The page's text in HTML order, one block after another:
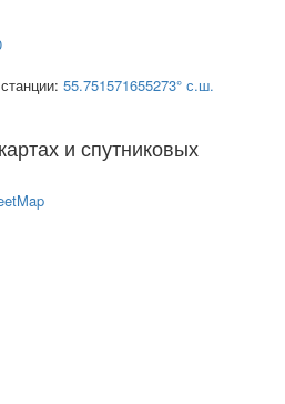
55.751571655273° с.ш.
и спутниковых